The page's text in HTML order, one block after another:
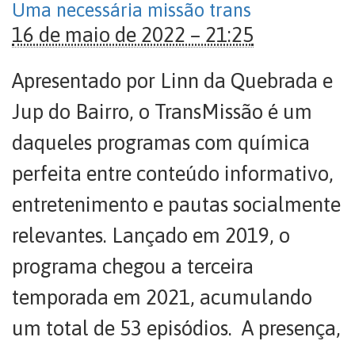
Uma necessária missão trans
16 de maio de 2022 – 21:25
Apresentado por Linn da Quebrada e
Jup do Bairro, o TransMissão é um
daqueles programas com química
perfeita entre conteúdo informativo,
entretenimento e pautas socialmente
relevantes. Lançado em 2019, o
programa chegou a terceira
temporada em 2021, acumulando
um total de 53 episódios. A presença,